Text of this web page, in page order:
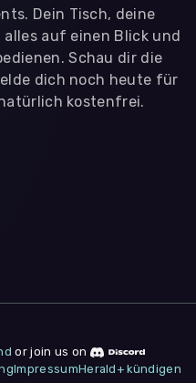
Dein Tisch, deine
alles auf einen Blick und
Schau dir die
dich noch heute für
kostenfrei.
"
or join us on
ImpressumHerald+ kündigen